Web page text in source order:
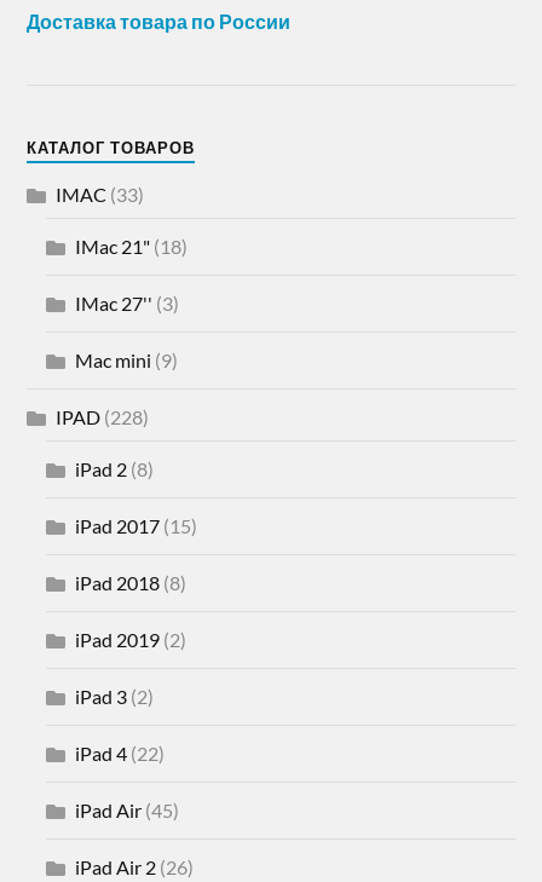
Доставка товара по России
КАТАЛОГ ТОВАРОВ
IMAC (33)
IMac 21" (18)
IMac 27'' (3)
Mac mini (9)
IPAD (228)
iPad 2 (8)
iPad 2017 (15)
iPad 2018 (8)
iPad 2019 (2)
iPad 3 (2)
iPad 4 (22)
iPad Air (45)
iPad Air 2 (26)